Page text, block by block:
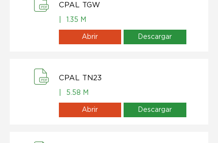
CPAL TGW
1.35 M
Abrir Descargar
CPAL TN23
5.58 M
Abrir Descargar